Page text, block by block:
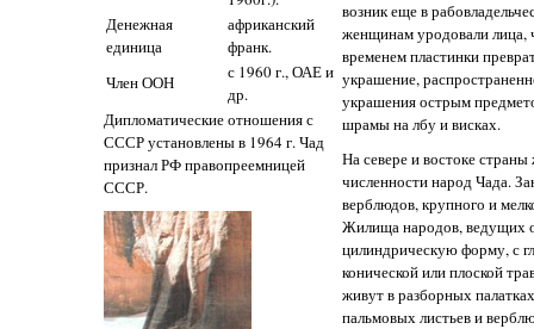
Денежная
единица
африканский
франк.
Член ООН
с 1960 г., ОАЕ и
др.
Дипломатические отношения с
СССР установлены в 1964 г. Чад
признал РФ правопреемницей
СССР.
возник еще в
женщинам уродовали лица,
временем пластинки
украшение,
украшения острым
шрамы на лбу и висках.
На севере и востоке
численности народ Чада.
верблюдов, крупного и
Жилища народов, ведущих
цилиндрическую форму, с
конической или плоской
живут в разборных
пальмовых листьев и